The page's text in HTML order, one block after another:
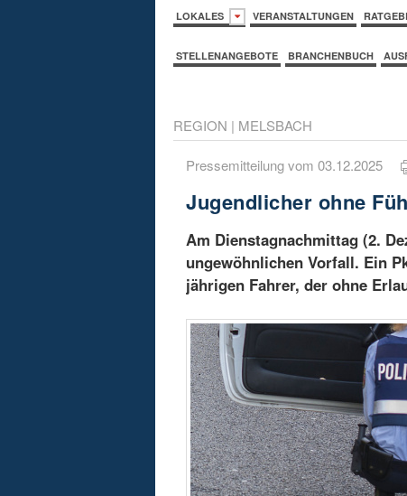
LOKALES VERANSTALTUNGEN
STELLENANGEBOTE BRANCHENBUCH
REGION | MELSBACH
Pressemitteilung vom 03.12.2025
Jugendlicher ohne
Am Dienstagnachmittag (2.
ungewöhnlichen Vorfall. Ein
jährigen Fahrer, der ohne